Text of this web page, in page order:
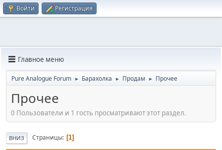
Войти Регистрация
Главное меню
Pure Analogue Forum ► Барахолка ► Продам ► Прочее
Прочее
0 Пользователи и 1 гость просматривают этот раздел.
ВНИЗ Страницы 1